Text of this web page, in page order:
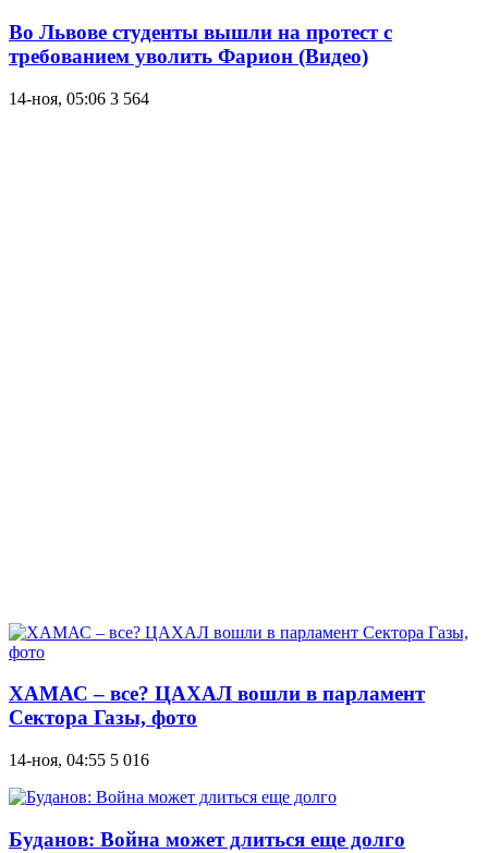
Во Львове студенты вышли на протест с
требованием уволить Фарион (Видео)
14-ноя, 05:06 3 564
ХАМАС – все? ЦАХАЛ вошли в парламент
Сектора Газы, фото
14-ноя, 04:55 5 016
Буданов: Война может длиться еще долго